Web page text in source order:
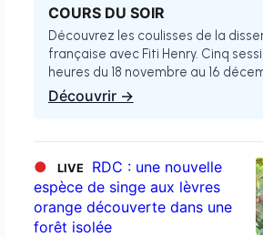
COURS DU SOIR
Découvrez les coulisses de la
française avec Fiti Henry. Cinq
heures du 18 novembre au 16
Découvrir →
● LIVE
RDC : une nouvelle
espèce de singe aux lèvres
orange découverte dans une
forêt isolée